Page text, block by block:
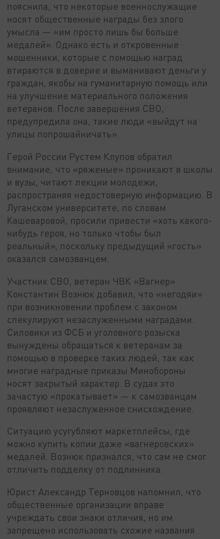
пояснила, что некоторые военнослужащие
носят общественные награды без злого
умысла — «им просто лишь бы больше
медалей». Однако есть и откровенные
мошенники, которые с помощью наград
втираются в доверие и выманивают деньги у
граждан, якобы на гуманитарную помощь или
на улучшение материального положения
ветеранов. После завершения СВО,
предупредила она, такие люди «выйдут на
улицы попрошайничать».
Герой России Рустем Клупов обратил
внимание, что «ряженые» проникают в школы
и вузы, читают лекции молодежи,
распространяя недостоверную информацию. В
Луганском университете, по словам
Кашеваровой, просили привести «хоть какого-
нибудь героя, но только чтобы был
реальный», поскольку предыдущий «гость»
оказался самозванцем.
Участник СВО, ветеран ЧВК «Вагнер»
Константин Вознюк добавил, что «негодяи»
при возникновении проблем с законом
спекулируют незаслуженными наградами.
Силовики из ФСБ и уголовного розыска
вынуждены обращаться к ветеранам за
помощью в проверке таких людей, так как
многие наградные приказы Минобороны
носят закрытый характер. В судах это
зачастую «прокатывает» — к самозванцам
проявляют незаслуженное снисхождение.
Ситуацию усугубляют маркетплейсы, где
можно купить копии даже «вагнеровских»
медалей. Вознюк признался, что сам не смог
отличить подделку от подлинника.
Юрист Александр Терновцов напомнил, что
общественные организации вправе
учреждать свои знаки отличия, но им
запрещено использовать схожие названия